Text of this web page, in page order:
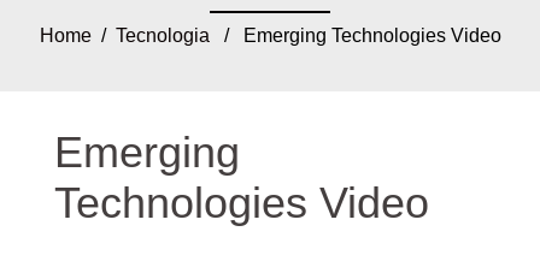
Home/ Tecnologia / Emerging Technologies Video
Emerging
Technologies Video